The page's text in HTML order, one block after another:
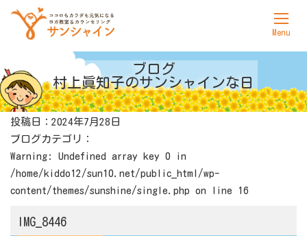
サンシャインについて
ヨガ
カウンセリング
料金表
アクセス
ブログ
村上眞知子のサンシャインな日
投稿日：2024年7月28日
ブログカテゴリ：
Warning : Undefined array key 0 in
/home/kiddo12/sun10.net/public_html/wp-
content/themes/sunshine/single.php on line 16
IMG_8446